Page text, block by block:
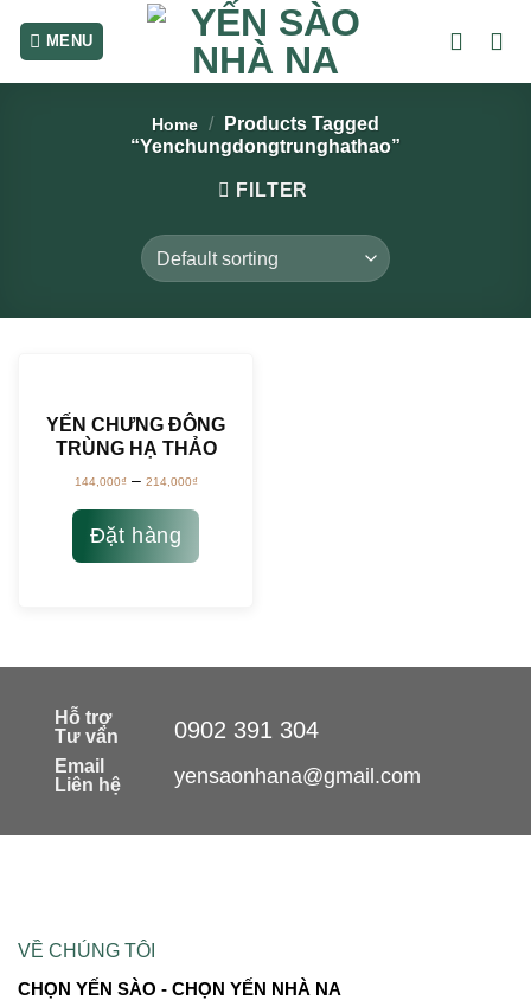
Home /
Products Tagged
“yenchungdongtrunghathao”
FILTER
YẾN CHƯNG ĐÔNG
TRÙNG HẠ THẢO
144,000₫– 214,000₫
Đặt hàng
Hỗ trợ
Tư vấn
0902 391 304
Email
Liên hệ
yensaonhana@gmail.com
VỀ CHÚNG TÔI
CHỌN YẾN SÀO - CHỌN YẾN NHÀ NA